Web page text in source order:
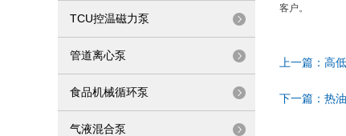
TCU控温磁力泵
管道离心泵
食品机械循环泵
气液混合泵
客户。
上一篇： 高
下一篇： 热